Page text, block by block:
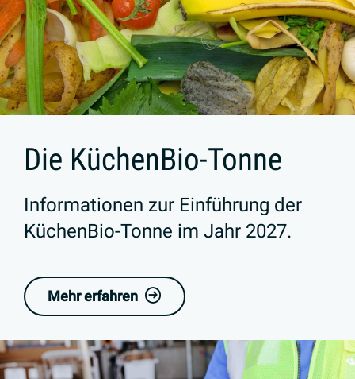
Die KüchenBio-Tonne
Informationen zur Einführung der
KüchenBio-Tonne im Jahr 2027.
Mehr erfahren